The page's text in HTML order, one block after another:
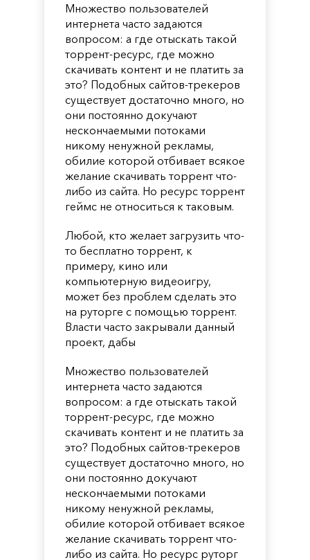
Множество пользователей
интернета часто задаются
вопросом: а где отыскать такой
торрент-ресурс, где можно
скачивать контент и не платить за
это? Подобных сайтов-трекеров
существует достаточно много, но
они постоянно докучают
нескончаемыми потоками
никому ненужной рекламы,
обилие которой отбивает всякое
желание скачивать торрент что-
либо из сайта. Но ресурс торрент
геймс не относиться к таковым.
Любой, кто желает загрузить что-
то бесплатно торрент, к
примеру, кино или
компьютерную видеоигру,
может без проблем сделать это
на руторге с помощью торрент.
Власти часто закрывали данный
проект, дабы
Множество пользователей
интернета часто задаются
вопросом: а где отыскать такой
торрент-ресурс, где можно
скачивать контент и не платить за
это? Подобных сайтов-трекеров
существует достаточно много, но
они постоянно докучают
нескончаемыми потоками
никому ненужной рекламы,
обилие которой отбивает всякое
желание скачивать торрент что-
либо из сайта. Но ресурс руторг